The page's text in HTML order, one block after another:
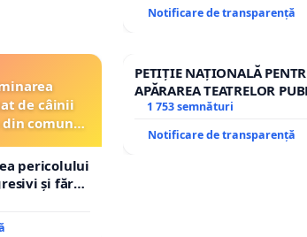
Notificare de transparență
de câinii
comuna
pericolului
și fără
PETIȚIE NAȚIONALĂ
APĂRAREA TEATRELOR
REPERTORIU DIN ROMÂNIA
1 753 semnături
Notificare de transparență